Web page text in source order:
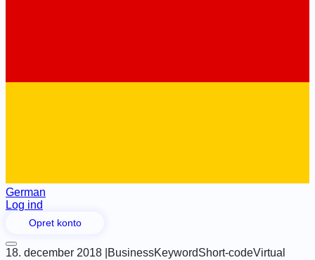
German
Log ind
Opret konto
18. december 2018 BusinessKeywordShort-codeVirtual